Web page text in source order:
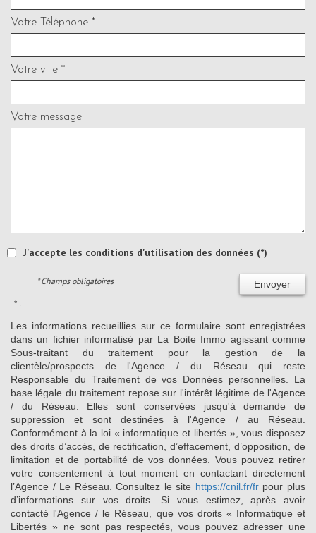
Votre Téléphone *
Votre ville *
Votre message
J'accepte les conditions d'utilisation des données (*)
Envoyer
* Champs obligatoires
* :
Les informations recueillies sur ce formulaire sont enregistrées
dans un fichier informatisé par La Boite Immo agissant comme
Sous-traitant du traitement pour la gestion de la
clientèle/prospects de l'Agence / du Réseau qui reste
Responsable du Traitement de vos Données personnelles. La
base légale du traitement repose sur l'intérêt légitime de l'Agence
/ du Réseau. Elles sont conservées jusqu'à demande de
suppression et sont destinées à l'Agence / au Réseau.
Conformément à la loi « informatique et libertés », vous disposez
des droits d’accès, de rectification, d’effacement, d’opposition, de
limitation et de portabilité de vos données. Vous pouvez retirer
votre consentement à tout moment en contactant directement
l’Agence / Le Réseau. Consultez le site https://cnil.fr/frpour plus
d’informations sur vos droits. Si vous estimez, après avoir
contacté l'Agence / le Réseau, que vos droits « Informatique et
Libertés » ne sont pas respectés, vous pouvez adresser une